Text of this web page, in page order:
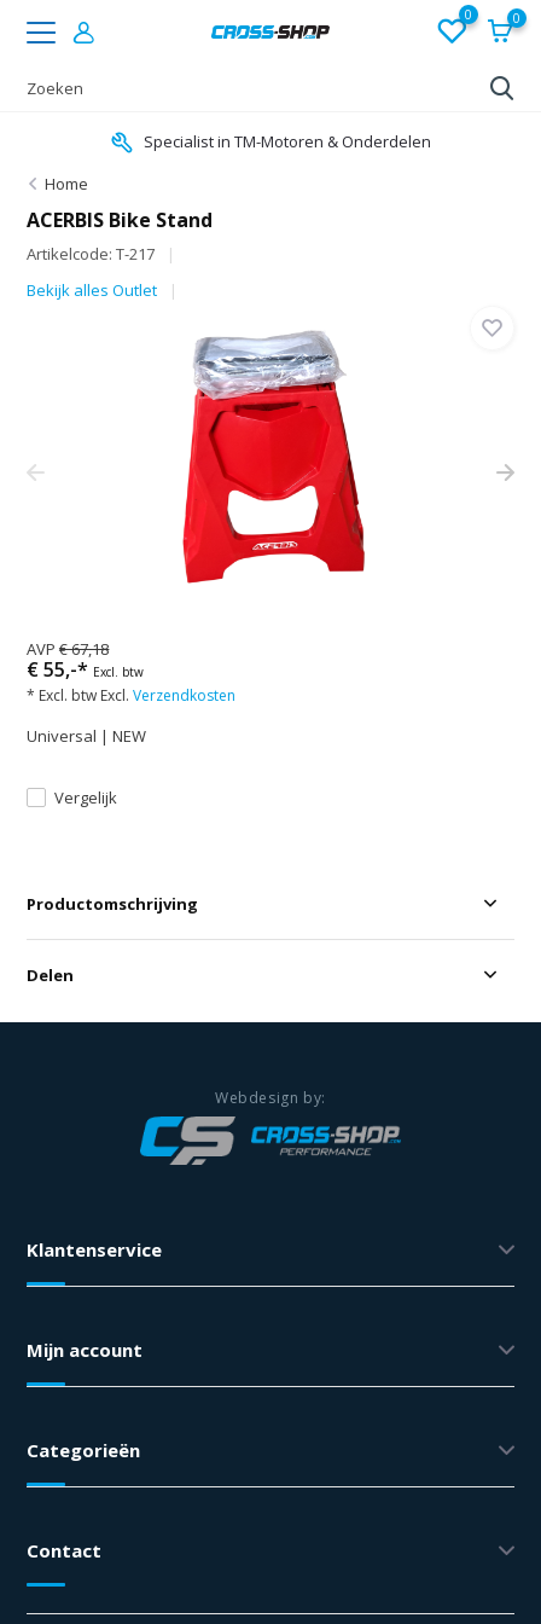
0 0
Specialist in TM-Motoren & Onderdelen
Home
ACERBIS Bike Stand
Artikelcode: T-217
Bekijk alles Outlet
AVP€ 67,18
€ 55,-* Excl. btw
* Excl. btw Excl.Verzendkosten
Universal | NEW
Vergelijk
Productomschrijving
Delen
Klantenservice
Mijn account
Categorieën
Contact